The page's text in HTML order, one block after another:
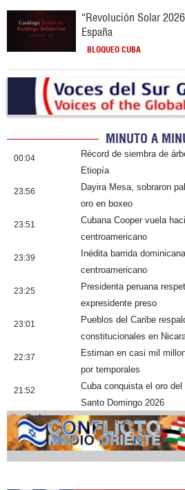
“Revolución Solar
España
BLOQUEO CUBA
MINUTO A
00:04
Récord de siembra de
Etiopía
23:56
Dayira Mesa, sobraron
oro en boxeo
23:51
Cubana Cooper vuela
centroamericano
23:39
Inédita barrida
centroamericano
23:25
Presidenta peruana
expresidente preso
23:01
Pueblos del Caribe
constitucionales en
22:37
Estiman en casi mil
por temporales
21:52
Cuba conquista el oro
Santo Domingo 2026
Cobertura